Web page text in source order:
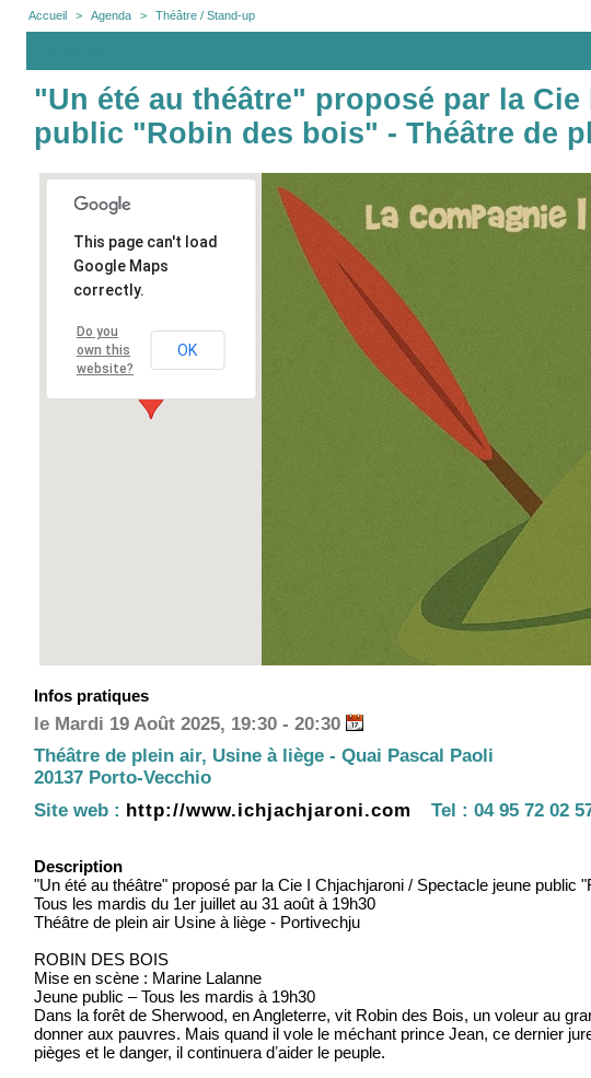
Accueil > Agenda > Théâtre / Stand-up
"Un été au théâtre" proposé par la
public "Robin des bois" - Théâtre de
This page can't load
Google Maps
correctly.
Do you
own this
website?
OK
Infos pratiques
le Mardi 19 Août 2025, 19:30 - 20:30
Théâtre de plein air, Usine à liège - Quai Pascal Paoli
20137 Porto-Vecchio
Site web : http://www.ichjachjaroni.com Tel : 04 95 72 02
Description
"Un été au théâtre" proposé par la Cie I Chjachjaroni / Spectacle jeune public
Tous les mardis du 1er juillet au 31 août à 19h30
Théâtre de plein air Usine à liège - Portivechju
ROBIN DES BOIS
Mise en scène : Marine Lalanne
Jeune public – Tous les mardis à 19h30
Dans la forêt de Sherwood, en Angleterre, vit Robin des Bois, un voleur au
donner aux pauvres. Mais quand il vole le méchant prince Jean, ce dernier
pièges et le danger, il continuera dʼaider le peuple.